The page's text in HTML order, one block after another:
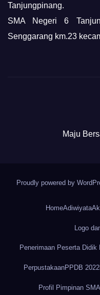
Tanjungpinang.
SMA Negeri 6
Senggarang km.23
Maju
Proudly powered by
HomeAdiwiyata
Logo
Penerimaan Peserta Didik
PerpustakaanPPDB 2022
Profil Pimpinan